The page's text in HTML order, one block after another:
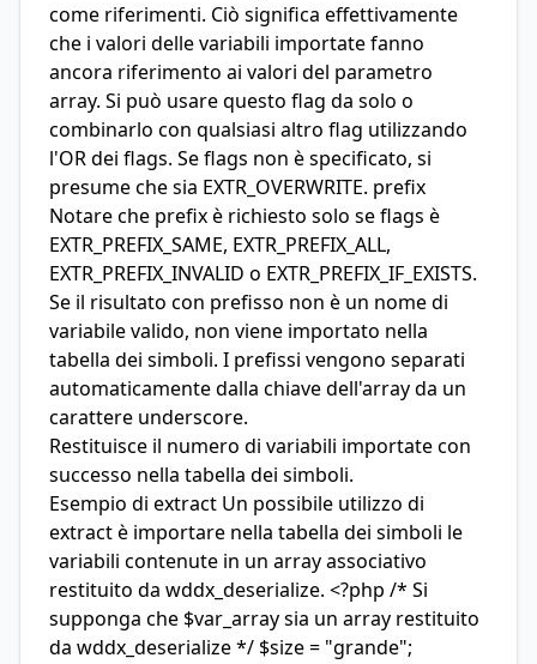
come riferimenti. Ciò significa effettivamente
che i valori delle variabili importate fanno
ancora riferimento ai valori del parametro
array. Si può usare questo flag da solo o
combinarlo con qualsiasi altro flag utilizzando
l'OR dei flags. Se flags non è specificato, si
presume che sia EXTR_OVERWRITE. prefix
Notare che prefix è richiesto solo se flags è
EXTR_PREFIX_SAME, EXTR_PREFIX_ALL,
EXTR_PREFIX_INVALID o EXTR_PREFIX_IF_EXISTS.
Se il risultato con prefisso non è un nome di
variabile valido, non viene importato nella
tabella dei simboli. I prefissi vengono separati
automaticamente dalla chiave dell'array da un
carattere underscore.
Restituisce il numero di variabili importate con
successo nella tabella dei simboli.
Esempio di extract Un possibile utilizzo di
extract è importare nella tabella dei simboli le
variabili contenute in un array associativo
restituito da wddx_deserialize. <?php /* Si
supponga che $var_array sia un array restituito
da wddx_deserialize */ $size = "grande";